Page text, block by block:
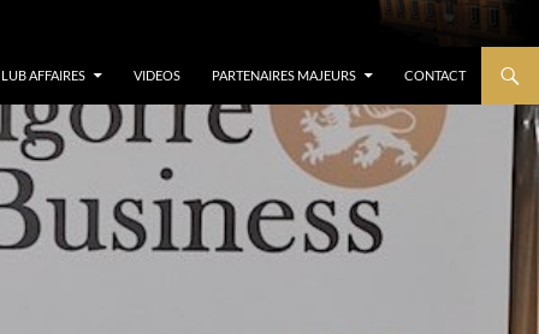
AFFAIRES VIDEOS PARTENAIRES MAJEURS CONTACT